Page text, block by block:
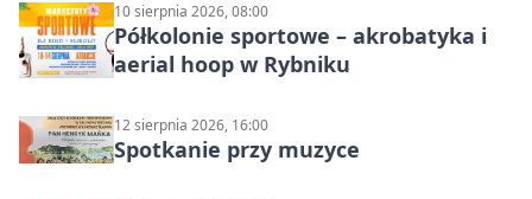
10 sierpnia 2026, 08:00
Półkolonie sportowe – akrobatyka i
aerial hoop w Rybniku
12 sierpnia 2026, 16:00
Spotkanie przy muzyce